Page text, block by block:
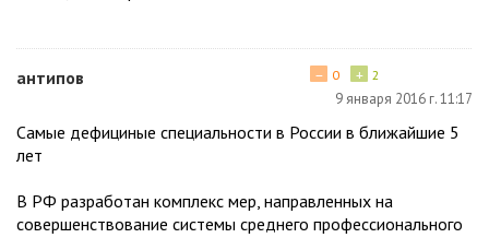
антипов + 2
− 0
9 января 2016 г. 11:17
Самые дефициные специальности в России в ближайшие 5
лет
В РФ разработан комплекс мер, направленных на
совершенствование системы среднего профессионального